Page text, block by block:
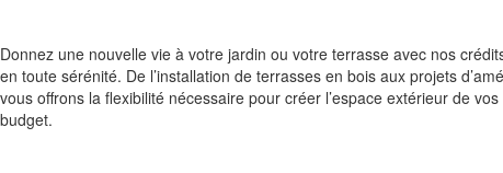
Donnez une nouvelle vie à votre jardin ou votre terrasse avec nos
en toute sérénité. De l’installation de terrasses en bois aux projets
vous offrons la flexibilité nécessaire pour créer l’espace extérieur de
budget.